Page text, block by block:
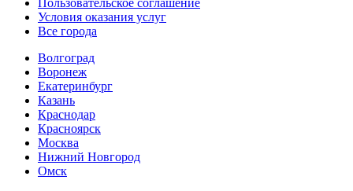
Условия оказания услуг
Все города
Волгоград
Воронеж
Екатеринбург
Казань
Краснодар
Красноярск
Москва
Нижний Новгород
Омск